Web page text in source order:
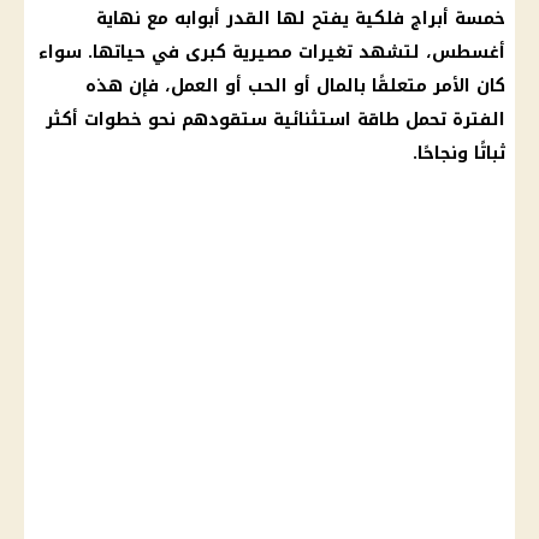
خمسة أبراج فلكية يفتح لها القدر أبوابه مع نهاية
أغسطس، لتشهد تغيرات مصيرية كبرى في حياتها. سواء
كان الأمر متعلقًا بالمال أو الحب أو العمل، فإن هذه
الفترة تحمل طاقة استثنائية ستقودهم نحو خطوات أكثر
ثباتًا ونجاحًا.